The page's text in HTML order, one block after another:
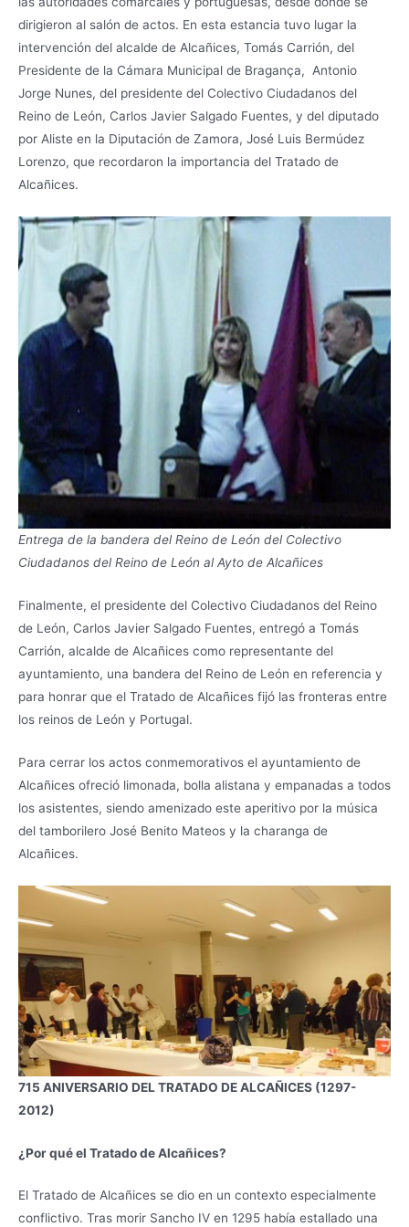
dirigieron al salón de actos. En esta estancia tuvo lugar la
intervención del alcalde de Alcañices, Tomás Carrión, del
Presidente de la Cámara Municipal de Bragança, Antonio
Jorge Nunes, del presidente del Colectivo Ciudadanos del
Reino de León, Carlos Javier Salgado Fuentes, y del diputado
por Aliste en la Diputación de Zamora, José Luis Bermúdez
Lorenzo, que recordaron la importancia del Tratado de
Alcañices.
Entrega de la bandera del Reino de León del Colectivo
Ciudadanos del Reino de León al Ayto de Alcañices
Finalmente, el presidente del Colectivo Ciudadanos del Reino
de León, Carlos Javier Salgado Fuentes, entregó a Tomás
Carrión, alcalde de Alcañices como representante del
ayuntamiento, una bandera del Reino de León en referencia y
para honrar que el Tratado de Alcañices fijó las fronteras entre
los reinos de León y Portugal.
Para cerrar los actos conmemorativos el ayuntamiento de
Alcañices ofreció limonada, bolla alistana y empanadas a todos
los asistentes, siendo amenizado este aperitivo por la música
del tamborilero José Benito Mateos y la charanga de
Alcañices.
715 ANIVERSARIO DEL TRATADO DE ALCAÑICES (1297-
2012)
¿Por qué el Tratado de Alcañices?
El Tratado de Alcañices se dio en un contexto especialmente
conflictivo. Tras morir Sancho IV en 1295 había estallado una